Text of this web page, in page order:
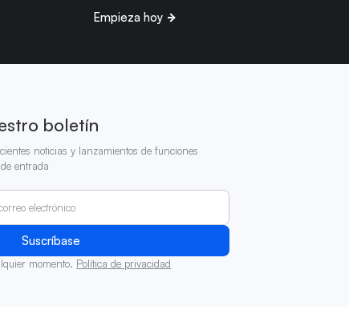
Empieza hoy
boletín
noticias y lanzamientos de funciones
entrada
momento. Política de privacidad